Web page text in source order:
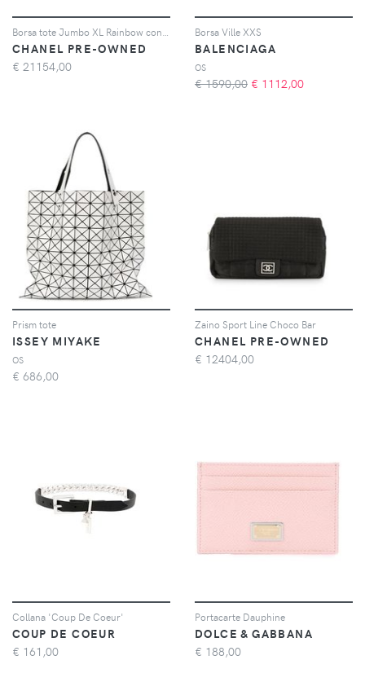
Borsa tote Jumbo XL Rainbow con ricamo
CHANEL PRE-OWNED
€ 21154,00
Borsa Ville XXS
BALENCIAGA
OS
€ 1590,00 € 1112,00
Prism tote
ISSEY MIYAKE
OS
€ 686,00
Zaino Sport Line Choco Bar
CHANEL PRE-OWNED
€ 12404,00
Collana 'Coup De Coeur'
COUP DE COEUR
€ 161,00
Portacarte Dauphine
DOLCE & GABBANA
€ 188,00